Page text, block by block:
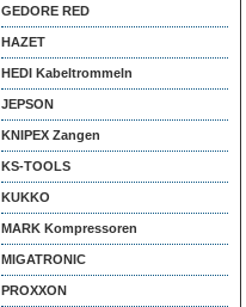
GEDORE RED
HAZET
HEDI Kabeltrommeln
JEPSON
KNIPEX Zangen
KS-TOOLS
KUKKO
MARK Kompressoren
MIGATRONIC
PROXXON